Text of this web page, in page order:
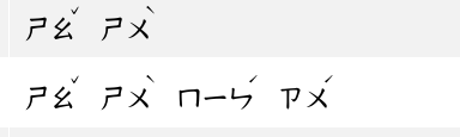
ㄕㄠ
ˇ
ㄕㄨ
ˋ
ㄕㄠ
ˇ
ㄕㄨ
ˋ
ㄇㄧㄣ
ˊ
ㄗㄨ
ˊ